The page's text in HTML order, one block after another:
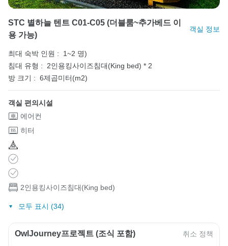
STC 별하늘 텐트 C01-C05 (더블룸~추가베드 이
용 가능)
객실 정보
최대 숙박 인원 :
1~2 명)
침대 유형 : 2인용킹사이즈침대(King bed) * 2
방 크기 : 6제곱미터(m2)
객실 편의시설
에어컨
히터
2인용킹사이즈침대(King bed)
모두 표시 (34)
OwlJourney프로젝트 (조식 포함) 취소 정책